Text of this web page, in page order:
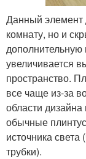
Данный элемент
комнату, но и
дополнительную
увеличивается
пространство.
все чаще из-за
области
обычные
источника
трубки).